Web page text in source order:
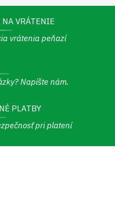
VRÁTENIE
vrátenia peňazí
Napíšte nám.
PLATBY
pri platení